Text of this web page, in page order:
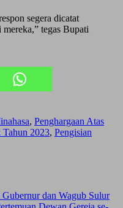
segera dicatat
tegas Bupati
, Penghargaan Atas
Tahun 2023, Pengisian
dan Wagub Sulur